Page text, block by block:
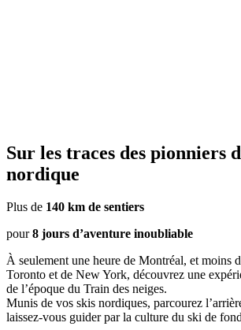
Sur les traces des pionniers
nordique
Plus de 140 km de sentiers
pour8 jours d’aventure inoubliable
À seulement une heure de Montréal, et moins
Toronto et de New York, découvrez une
de l’époque du Train des neiges.
Munis de vos skis nordiques, parcourez
laissez-vous guider par la culture du ski de